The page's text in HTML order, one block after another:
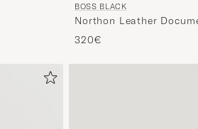
BOSS BLACK
Northon Leather
320€